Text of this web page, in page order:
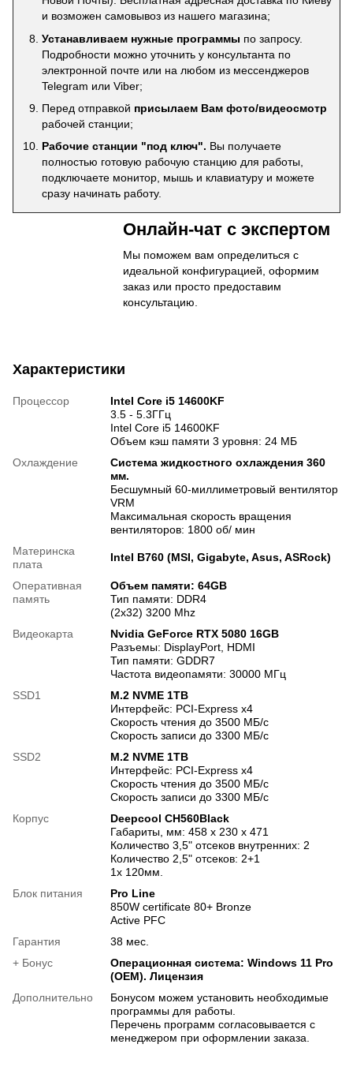
и возможен самовывоз из нашего магазина;
Устанавливаем нужные программы по запросу.
Подробности можно уточнить у консультанта по
электронной почте или на любом из мессенджеров
Telegram или Viber;
Перед отправкой присылаем Вам фото/видеосмотр
рабочей станции;
Рабочие станции "под ключ". Вы получаете
полностью готовую рабочую станцию для работы,
подключаете монитор, мышь и клавиатуру и можете
сразу начинать работу.
Онлайн-чат с экспертом
Мы поможем вам определиться с
идеальной конфигурацией, оформим
заказ или просто предоставим
консультацию.
Характеристики
Процессор
Intel Core i5 14600KF
3.5 - 5.3ГГц
Intel Core i5 14600KF
Объем кэш памяти 3 уровня: 24 МБ
Охлаждение
Система жидкостного охлаждения 360
мм.
Бесшумный 60-миллиметровый вентилятор
VRM
Максимальная скорость вращения
вентиляторов: 1800 об/ мин
Материнска
плата
Intel B760 (MSI, Gigabyte, Asus, ASRock)
Оперативная
память
Объем памяти: 64GB
Тип памяти: DDR4
(2x32) 3200 Mhz
Видеокарта
Nvidia GeForce RTX 5080 16GB
Разъемы: DisplayPort, HDMI
Тип памяти: GDDR7
Частота видеопамяти: 30000 МГц
SSD1
M.2 NVME 1TB
Интерфейс: PCI-Express x4
Скорость чтения до 3500 МБ/с
Скорость записи до 3300 МБ/с
SSD2
M.2 NVME 1TB
Интерфейс: PCI-Express x4
Скорость чтения до 3500 МБ/с
Скорость записи до 3300 МБ/с
Корпус
Deepcool CH560Black
Габариты, мм: 458 х 230 х 471
Количество 3,5" отсеков внутренних: 2
Количество 2,5" отсеков: 2+1
1x 120мм.
Блок питания
Pro Line
850W certificate 80+ Bronze
Active PFC
Гарантия
38 мес.
+ Бонус
Операционная система: Windows 11 Pro
(OEM). Лицензия
Дополнительно
Бонусом можем установить необходимые
программы для работы.
Перечень программ согласовывается с
менеджером при оформлении заказа.